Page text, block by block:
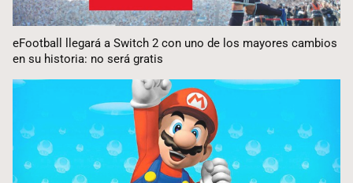
eFootball llegará a Switch 2 con uno de los mayores cambios
en su historia: no será gratis